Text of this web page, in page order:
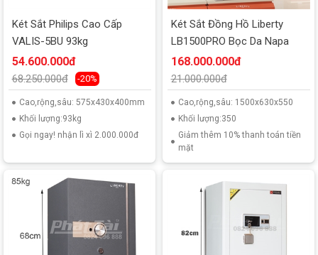
Két Sắt Philips Cao Cấp
VALIS-5BU 93kg
54.600.000đ
68.250.000đ -20%
Cao,rộng,sâu: 575x430x400mm
Khối lượng:93kg
Gọi ngay! nhận lì xì 2.000.000đ
Két Sắt Đồng Hồ Liberty
LB1500PRO Bọc Da Napa
168.000.000đ
21.000.000đ
Cao,rộng,sâu: 1500x630x550
Khối lượng:350
Giảm thêm 10% thanh toán tiền
mặt